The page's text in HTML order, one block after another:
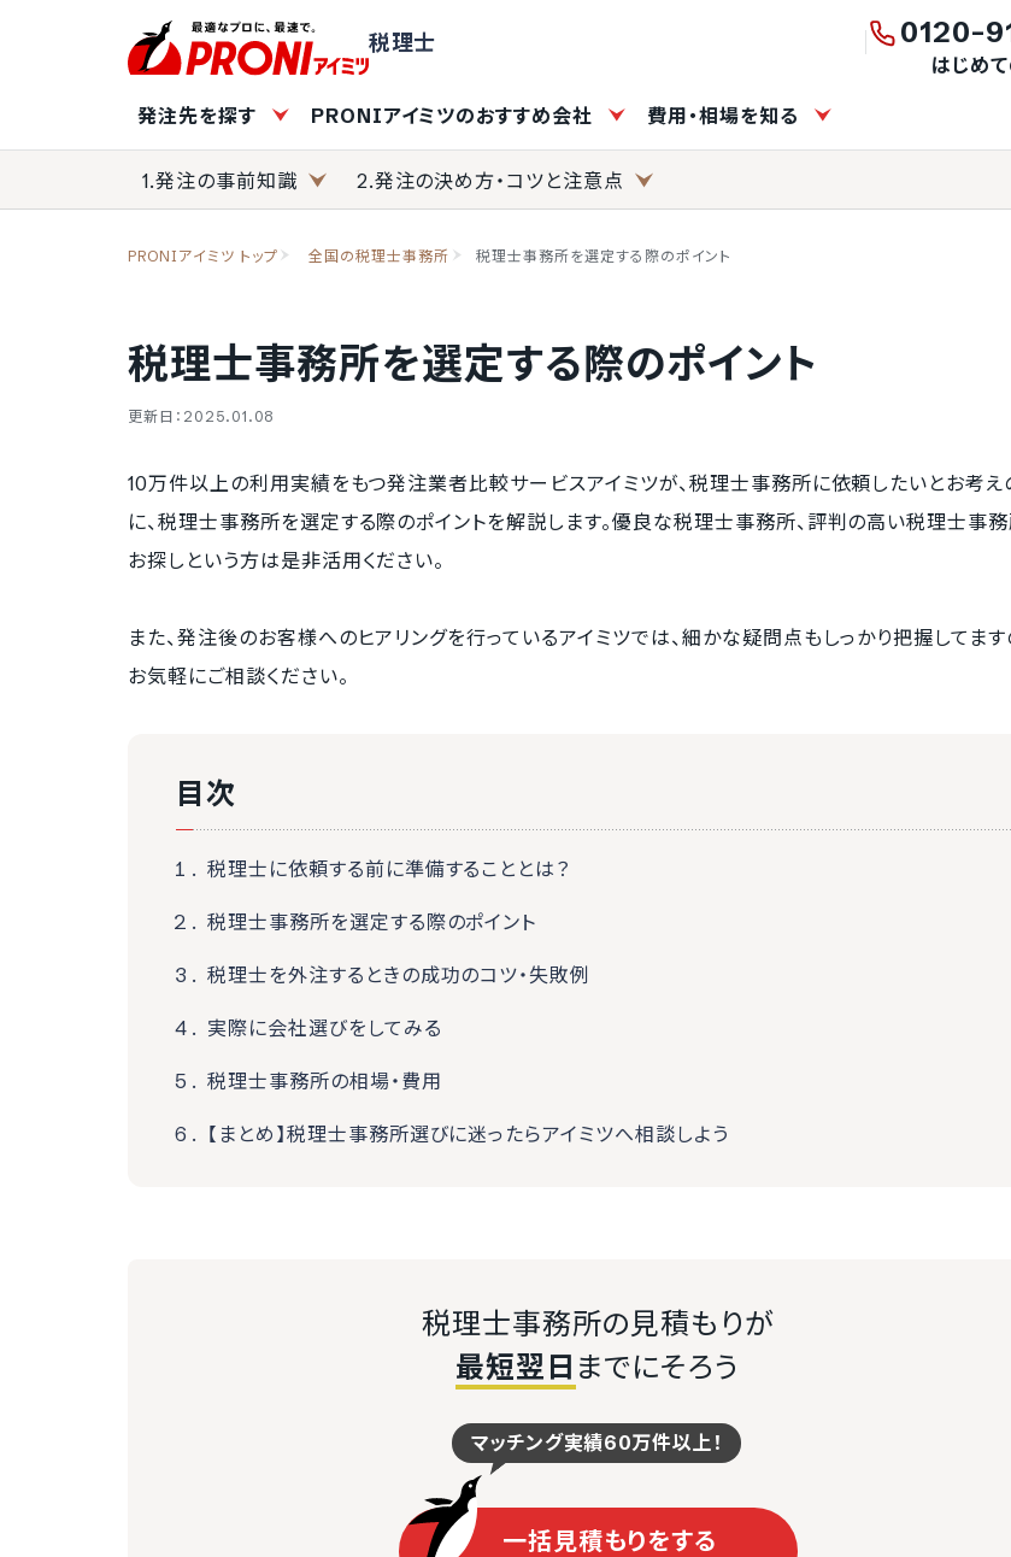
税理士 0120-
はじめ
発注先を探す PRONIアイミツのおすすめ会社 費用・相場を知る
1.発注の事前知識 2.発注の決め方・コツと注意点
PRONIアイミツ トップ 全国の税理士事務所 税理士事務所を選定する際のポイント
税理士事務所を選定する際のポイント
更新日：2025.01.08
10万件以上の利用実績をもつ発注業者比較サービスアイミツが、税理士事務所に依頼したいとお考え
に、税理士事務所を選定する際のポイントを解説します。優良な税理士事務所、評判の高い税理士事
お探しという方は是非活用ください。
また、発注後のお客様へのヒアリングを行っているアイミツでは、細かな疑問点もしっかり把握してます
お気軽にご相談ください。
目次
税理士に依頼する前に準備することとは？
税理士事務所を選定する際のポイント
税理士を外注するときの成功のコツ・失敗例
実際に会社選びをしてみる
税理士事務所の相場・費用
【まとめ】税理士事務所選びに迷ったらアイミツへ相談しよう
税理士事務所の見積もりが
最短翌日 までにそろう
マッチング実績60万件以上！
一括見積もりをする